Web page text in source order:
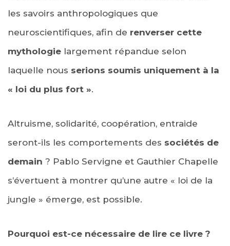
les savoirs anthropologiques que
neuroscientifiques, afin de renverser cette
mythologie largement répandue selon
laquelle nous serions soumis uniquement à la
« loi du plus fort ».
Altruisme, solidarité, coopération, entraide
seront-ils les comportements des sociétés de
demain ? Pablo Servigne et Gauthier Chapelle
s’évertuent à montrer qu’une autre « loi de la
jungle » émerge, est possible.
Pourquoi est-ce nécessaire de lire ce livre ?